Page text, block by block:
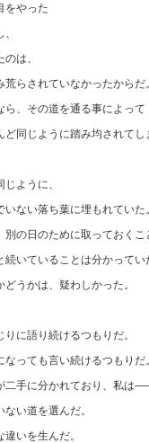
をやった
は、
らされていなかったからだ。
ら、その道を通る事によって
同じように踏み均されてし
ように、
ない落ち葉に埋もれていた。
の日のために取っておくこ
いていることは分かってい
うかは、疑わしかった。
に語り続けるつもりだ。
っても言い続けるつもりだ。
二手に分かれており、私
い道を選んだ。
いを生んだ。